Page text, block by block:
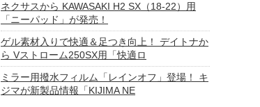
ネクサスから KAWASAKI H2 SX（18-22）用
「ニーパッド」が発売！
ゲル素材入りで快適＆足つき向上！ デイトナか
ら Vストローム250SX用「快適ロ
ミラー用撥水フィルム「レインオフ」登場！ キ
ジマが新製品情報「KIJIMA NE